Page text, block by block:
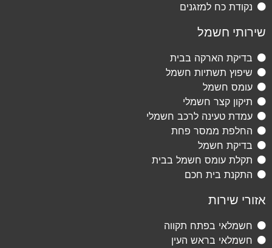
נקודת כח למזגנים
שירותי חשמל
בדיקת הארקה בבית
שיפוץ תשתיות חשמל
עומס חשמל
תיקון קצר חשמלי
עמדת טעינה לרכב חשמלי
החלפת ממסר פחת
בדיקת חשמל
תקלת עומס חשמל בבית
התקנת בית חכם
אזורי שירות
חשמלאי בפתח תקווה
חשמלאי בראש העין